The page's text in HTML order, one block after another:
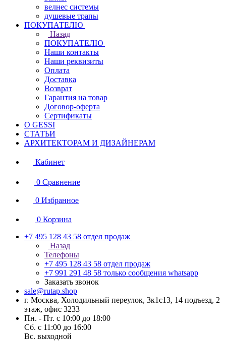
велнес системы
душевые трапы
ПОКУПАТЕЛЮ
Назад
ПОКУПАТЕЛЮ
Наши контакты
Наши реквизиты
Оплата
Доставка
Возврат
Гарантия на товар
Договор-оферта
Сертификаты
О GESSI
СТАТЬИ
АРХИТЕКТОРАМ И ДИЗАЙНЕРАМ
Кабинет
0 Сравнение
0 Избранное
0 Корзина
+7 495 128 43 58 отдел продаж
Назад
Телефоны
+7 495 128 43 58 отдел продаж
+7 991 291 48 58 только сообщения whatsapp
Заказать звонок
sale@rutap.shop
г. Москва, Холодильный переулок, 3к1с13, 14 подъезд, 2
этаж, офис 3233
Пн. - Пт. с 10:00 до 18:00
Сб. с 11:00 до 16:00
Вс. выходной